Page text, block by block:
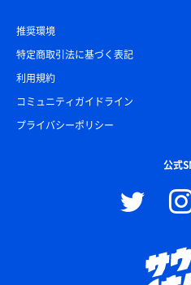
推奨環境
特定商取引法に基づく表記
利用規約
コミュニティガイドライン
プライバシーポリシー
公式